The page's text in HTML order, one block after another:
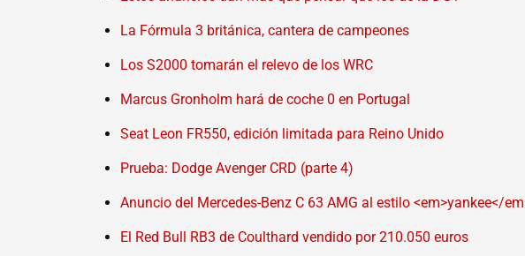
La Fórmula 3 británica, cantera de campeones
Los S2000 tomarán el relevo de los WRC
Marcus Gronholm hará de coche 0 en Portugal
Seat Leon FR550, edición limitada para Reino Unido
Prueba: Dodge Avenger CRD (parte 4)
Anuncio del Mercedes-Benz C 63 AMG al estilo <em>yankee</
El Red Bull RB3 de Coulthard vendido por 210.050 euros